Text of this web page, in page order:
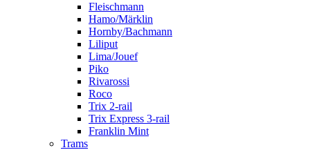
Fleischmann
Hamo/Märklin
Hornby/Bachmann
Liliput
Lima/Jouef
Piko
Rivarossi
Roco
Trix 2-rail
Trix Express 3-rail
Franklin Mint
Trams